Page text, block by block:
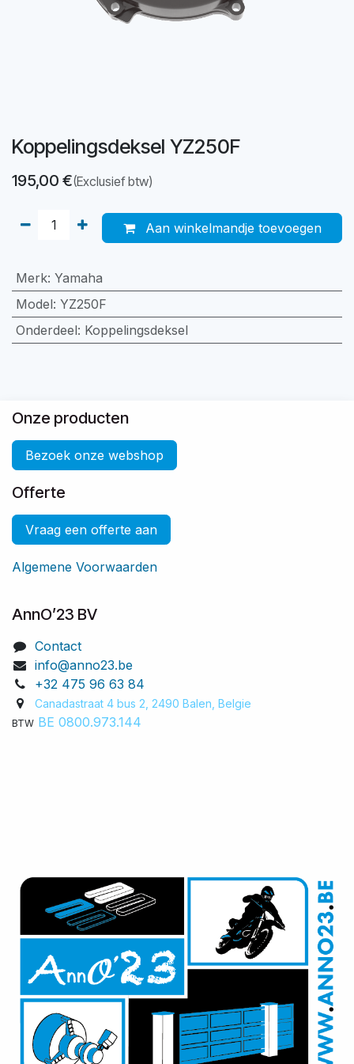
Koppelingsdeksel YZ250F
195,00 €(Exclusief btw)
Aan winkelmandje toevoegen
Merk: Yamaha
Model: YZ250F
Onderdeel: Koppelingsdeksel
Onze producten
Bezoek onze webshop
Offerte
Vraag een offerte aan
Algemene Voorwaarden
AnnO’23 BV
Contact
info@anno23.be
+32 475 96 63 84
Canadastraat 4 bus 2, 2490 Balen, Belgie​
BTW BE 0800.973.144